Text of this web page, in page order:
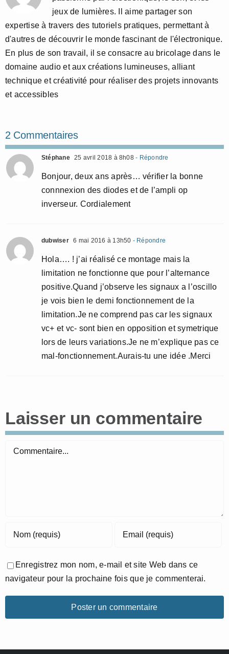
jeux de lumières. Il aime partager son
expertise à travers des tutoriels pratiques, permettant à
d'autres de découvrir le monde fascinant de l'électronique.
En plus de son travail, il se consacre au bricolage dans le
domaine audio et aux créations lumineuses, alliant
technique et créativité pour réaliser des projets innovants
et accessibles
2 Commentaires
Stéphane 25 avril 2018 à 8h08- Répondre
Bonjour, deux ans après… vérifier la bonne
connnexion des diodes et de l’ampli op
inverseur. Cordialement
dubwiser 6 mai 2016 à 13h50 - Répondre
Hola…. ! j’ai réalisé ce montage mais la
limitation ne fonctionne que pour l’alternance
positive.Quand j’observe les signaux a l’oscillo
je vois bien le demi fonctionnement de la
limitation.Je ne comprend pas car les signaux
vc+ et vc- sont bien en opposition et symetrique
lors de leurs variations.Je ne m’explique pas ce
mal-fonctionnement.Aurais-tu une idée .Merci
Laisser un commentaire
Commentaire
Enregistrez mon nom, e-mail et site Web dans ce
navigateur pour la prochaine fois que je commenterai.